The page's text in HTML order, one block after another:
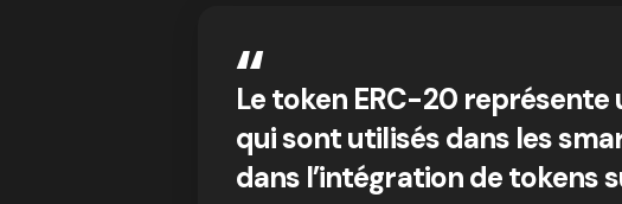
Le token ERC-20
qui sont utilisés dans les
dans l’intégration de tokens